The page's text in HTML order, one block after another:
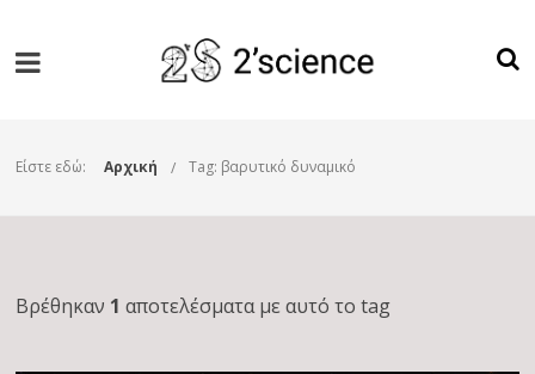
Είστε εδώ: Αρχική Tag: βαρυτικό δυναμικό
Βρέθηκαν 1 αποτελέσματα με αυτό το tag